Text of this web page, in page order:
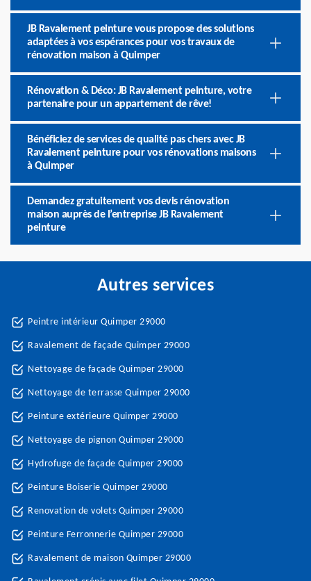
JB Ravalement peinture vous propose des solutions
adaptées à vos espérances pour vos travaux de
rénovation maison à Quimper
Rénovation & Déco: JB Ravalement peinture, votre
partenaire pour un appartement de rêve!
Bénéficiez de services de qualité pas chers avec JB
Ravalement peinture pour vos rénovations maisons
à Quimper
Demandez gratuitement vos devis rénovation
maison auprès de l’entreprise JB Ravalement
peinture
Autres services
Peintre intérieur Quimper 29000
Ravalement de façade Quimper 29000
Nettoyage de façade Quimper 29000
Nettoyage de terrasse Quimper 29000
Peinture extérieure Quimper 29000
Nettoyage de pignon Quimper 29000
Hydrofuge de façade Quimper 29000
Peinture Boiserie Quimper 29000
Renovation de volets Quimper 29000
Peinture Ferronnerie Quimper 29000
Ravalement de maison Quimper 29000